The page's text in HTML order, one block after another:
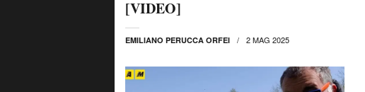
[VIDEO]
EMILIANO PERUCCA ORFEI 2 MAG 2025